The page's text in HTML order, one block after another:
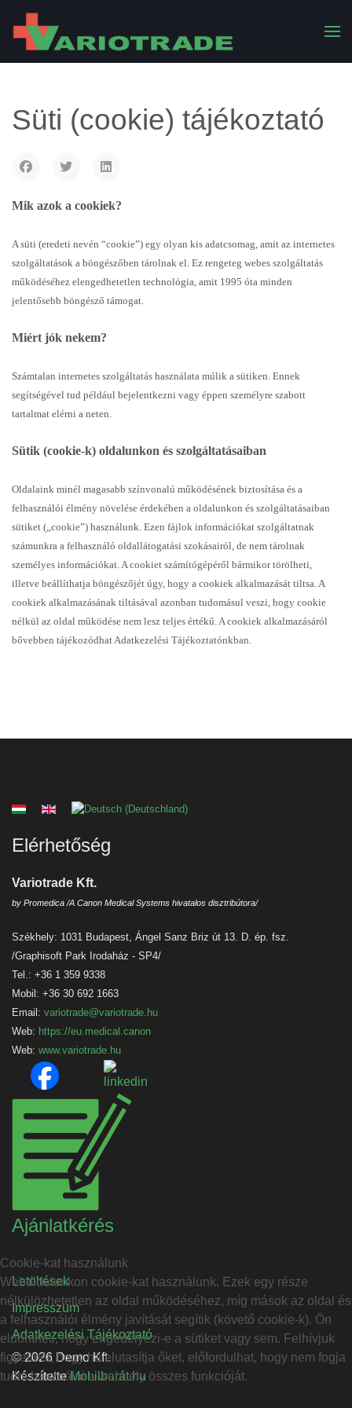
Süti (cookie) tájékoztató
Mik azok a cookiek?
A süti (eredeti nevén “cookie”) egy olyan kis adatcsomag, amit az internetes
szolgáltatások a böngészőben tárolnak el. Ez rengeteg webes szolgáltatás
működéséhez elengedhetetlen technológia, amit 1995 óta minden
jelentősebb böngésző támogat.
Miért jók nekem?
Számtalan internetes szolgáltatás használata múlik a sütiken. Ennek
segítségével tud például bejelentkezni vagy éppen személyre szabott
tartalmat elérni a neten.
Sütik (cookie-k) oldalunkon és szolgáltatásaiban
Oldalaink minél magasabb színvonalú működésének biztosítása és a
felhasználói élmény növelése érdekében a oldalunkon és szolgáltatásaiban
sütiket („cookie”) használunk. Ezen fájlok információkat szolgáltatnak
számunkra a felhasználó oldallátogatási szokásairól, de nem tárolnak
személyes információkat. A cookiet számítógépéről bármikor törölheti,
illetve beállíthatja böngészőjét úgy, hogy a cookiek alkalmazását tiltsa. A
cookiek alkalmazásának tiltásával azonban tudomásul veszi, hogy cookie
nélkül az oldal működése nem lesz teljes értékű. A cookiek alkalmazásáról
bővebben tájékozódhat Adatkezelési Tájékoztatónkban.
Válasszon nyelvet
Elérhetőség
Variotrade Kft.
by Promedica /A Canon Medical Systems hivatalos disztribútora/
Székhely: 1031 Budapest, Ángel Sanz Briz út 13. D. ép. fsz.
/Graphisoft Park Irodaház - SP4/
Tel.: +36 1 359 9338
Mobil: +36 30 692 1663
Email: variotrade@variotrade.hu
Web: https://eu.medical.canon
Web: www.variotrade.hu
Ajánlatkérés
Letöltések
Impresszum
Adatkezelési Tájékoztató
© 2026 Demo Kft.
KészítetteMobilbarát.hu
Cookie-kat használunk
Weboldalunkon cookie-kat használunk. Ezek egy része
nélkülözhetetlen az oldal működéséhez, míg mások az oldal és
a felhasználói élmény javítását segítik (követő cookie-k). Ön
eldöntheti, hogy engedélyezi-e a sütiket vagy sem. Felhívjuk
figyelmét, hogy ha elutasítja őket, előfordulhat, hogy nem fogja
tudni használni a webhely összes funkcióját.